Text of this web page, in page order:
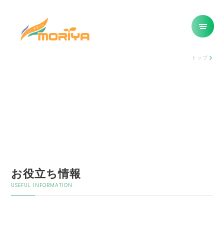
トップ
お役立ち情報
USEFUL INFORMATION